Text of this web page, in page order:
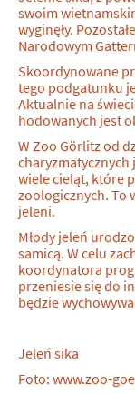
swoim
wyginęły.
Narodowym
Skoordynowane
tego podgatunku
Aktualnie na
hodowanych jest
W Zoo Görlitz od
charyzmatycznych
wiele cieląt, które
zoologicznych. To
jeleni.
Młody jeleń
samicą. W celu
koordynatora
przeniesie się do
będzie
Jeleń sika
Foto: www.zoo-